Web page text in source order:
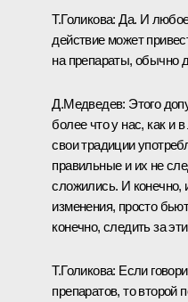
Т.Голикова: Да. И
действие может
на препараты, обычно
Д.Медведев: Этого
более что у нас, как и
свои традиции
правильные и их не
сложились. И конечно,
изменения, просто
конечно, следить за
Т.Голикова: Если
препаратов, то второй